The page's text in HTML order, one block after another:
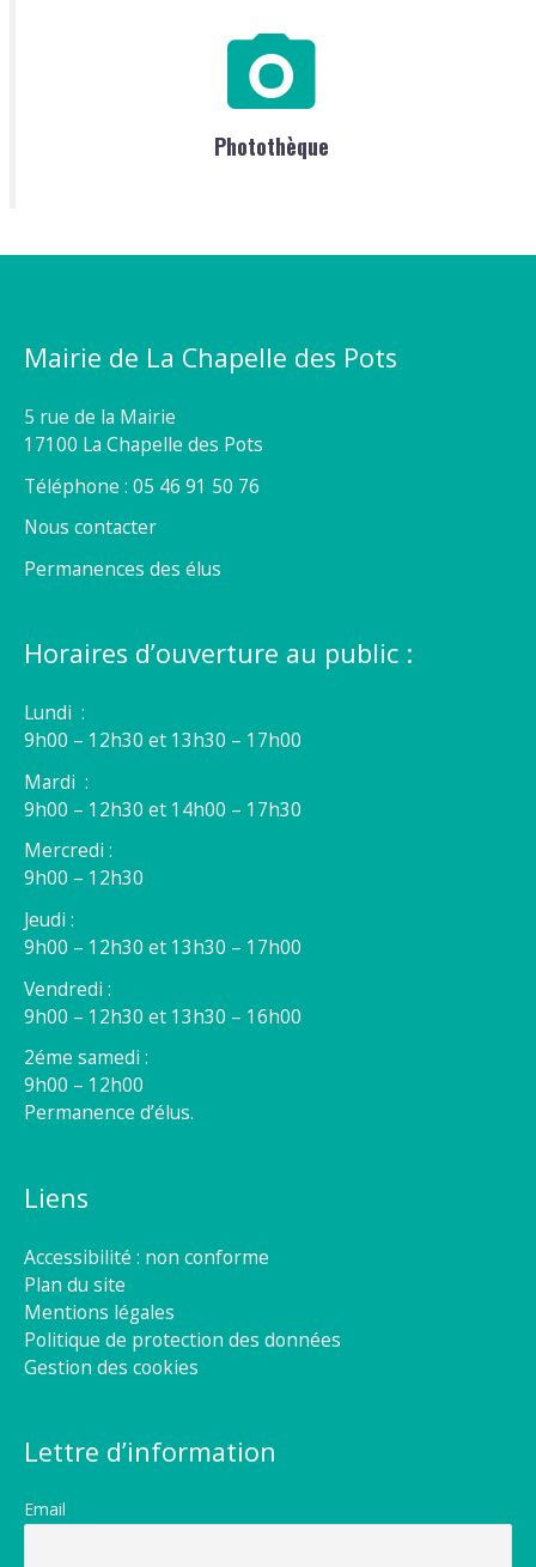
Photothèque
Mairie de La Chapelle des Pots
5 rue de la Mairie
17100 La Chapelle des Pots
Téléphone : 05 46 91 50 76
Nous contacter
Permanences des élus
Horaires d’ouverture au public :
Lundi :
9h00 – 12h30 et 13h30 – 17h00
Mardi :
9h00 – 12h30 et 14h00 – 17h30
Mercredi :
9h00 – 12h30
Jeudi :
9h00 – 12h30 et 13h30 – 17h00
Vendredi :
9h00 – 12h30 et 13h30 – 16h00
2éme samedi :
9h00 – 12h00
Permanence d’élus.
Liens
Accessibilité : non conforme
Plan du site
Mentions légales
Politique de protection des données
Gestion des cookies
Lettre d’information
Email